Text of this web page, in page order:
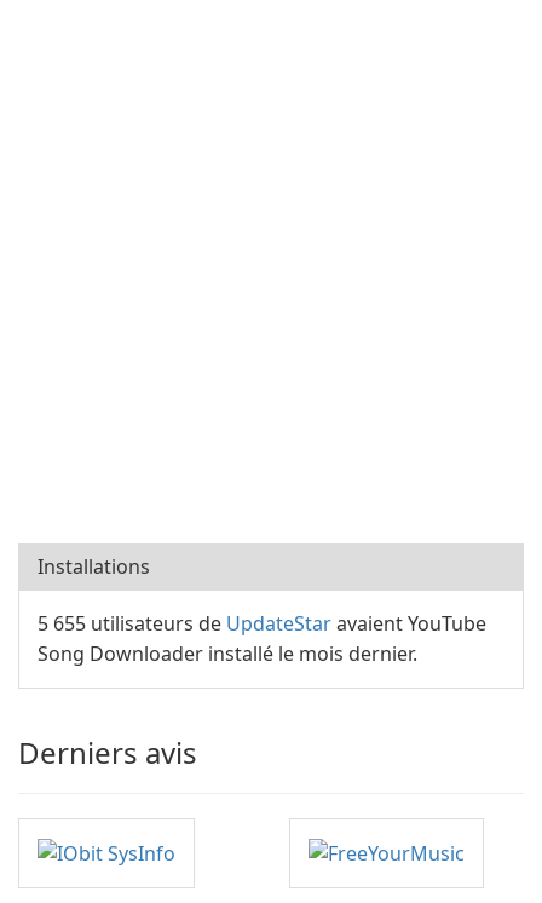
Installations
5 655 utilisateurs de UpdateStaravaient YouTube
Song Downloader installé le mois dernier.
Derniers avis